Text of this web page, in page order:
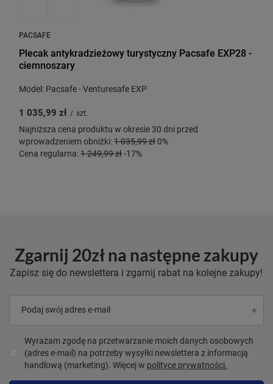
PACSAFE
Plecak antykradzieżowy turystyczny Pacsafe EXP28 -
ciemnoszary
Model: Pacsafe - Venturesafe EXP
1 035,99 zł / szt.
Najniższa cena produktu w okresie 30 dni przed
wprowadzeniem obniżki:1 035,99 zł 0%
Cena regularna:1 249,99 zł-17%
Zgarnij 20zł na następne zakupy
Zapisz się do newslettera i zgarnij rabat na kolejne zakupy!
Podaj swój adres e-mail
Wyrażam zgodę na przetwarzanie moich danych osobowych
(adres e-mail) na potrzeby wysyłki newslettera z informacją
handlową (marketing). Więcej w polityce prywatności.